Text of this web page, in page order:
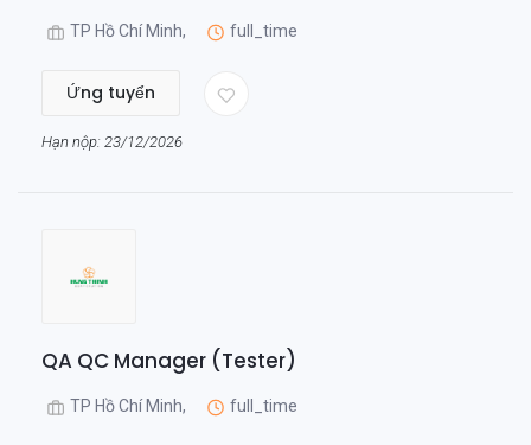
TP Hồ Chí Minh, full_time
Ứng tuyển
Hạn nộp: 23/12/2026
QA QC Manager (Tester)
TP Hồ Chí Minh, full_time